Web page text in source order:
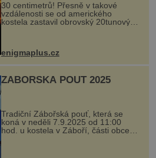
30 centimetrů! Přesně v takové
vzdálenosti se od amerického
kostela zastavil obrovský 20tunový
...
enigmaplus.cz
ZÁBOŘSKÁ POUŤ 2025
Tradiční Zábořská pouť, která se
koná v neděli 7.9.2025 od 11:00
hod. u kostela v Záboří, části obce
Kly u Mělníka. V programu naleznete
komentovanou prohlídku kostela,